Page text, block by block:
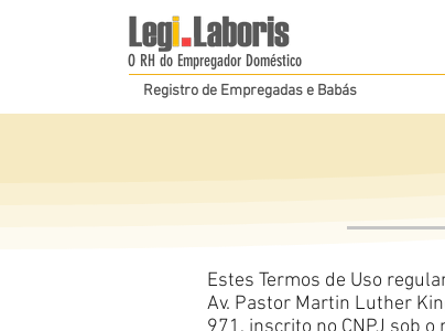
O RH do Empregador Doméstico
Registro de Empregadas e Babás
Estes Termos de Uso
Av. Pastor Martin Luther